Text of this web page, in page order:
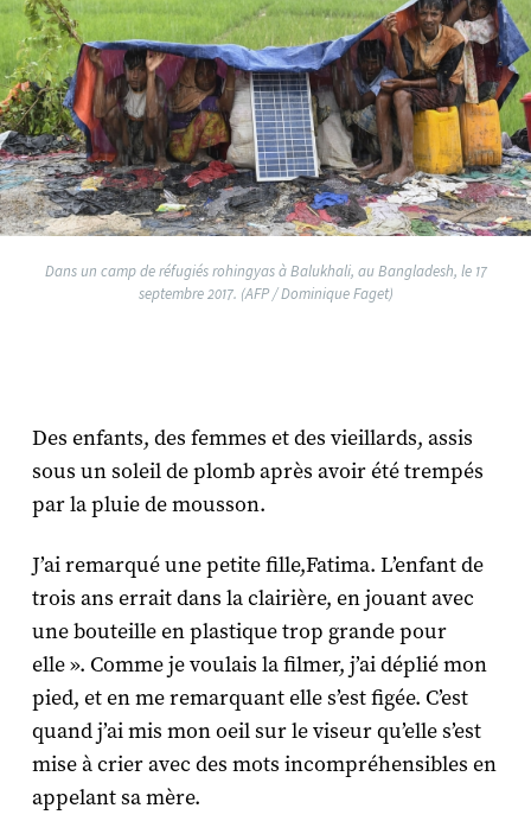
Dans un camp de réfugiés rohingyas à Balukhali, au Bangladesh, le 17
septembre 2017. (AFP / Dominique Faget)
Des enfants, des femmes et des vieillards, assis
sous un soleil de plomb après avoir été trempés
par la pluie de mousson.
J’ai remarqué une petite fille,Fatima. L’enfant de
trois ans errait dans la clairière, en jouant avec
une bouteille en plastique trop grande pour
elle ». Comme je voulais la filmer, j’ai déplié mon
pied, et en me remarquant elle s’est figée. C’est
quand j’ai mis mon oeil sur le viseur qu’elle s’est
mise à crier avec des mots incompréhensibles en
appelant sa mère.